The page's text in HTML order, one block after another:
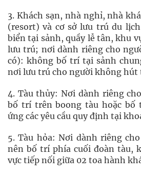
3. Khách sạn, nhà nghỉ, nhà
(resort) và cơ sở lưu trú du
biển tại sảnh, quầy lễ tân, khu
lưu trú; nơi dành riêng cho
có): không bố trí tại sảnh
nơi lưu trú cho người không hút
4. Tàu thủy: Nơi dành riêng
bố trí trên boong tàu hoặc bố
ứng các yêu cầu quy định tại
5. Tàu hỏa: Nơi dành riêng
nên bố trí phía cuối đoàn tàu,
vực tiếp nối giữa 02 toa hành